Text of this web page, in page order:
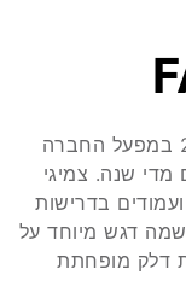
צמיגי המותג מיוצרים מאז שנת 2007 במפעל החברה
צמיגים מדי שנה. צמיגי
בדרישות
דגש מיוחד על
דלק מופחתת